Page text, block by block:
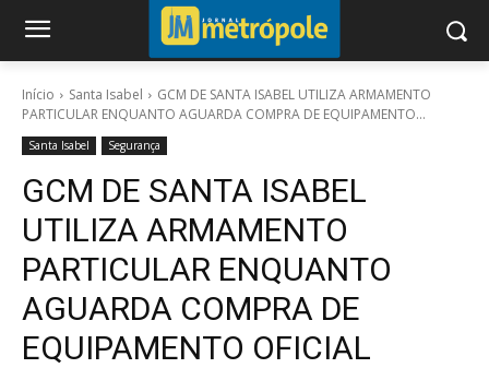
Início Santa Isabel
GCM DE SANTA ISABEL UTILIZA ARMAMENTO
PARTICULAR ENQUANTO AGUARDA COMPRA DE EQUIPAMENTO...
Santa Isabel Segurança
GCM DE SANTA ISABEL
UTILIZA ARMAMENTO
PARTICULAR ENQUANTO
AGUARDA COMPRA DE
EQUIPAMENTO OFICIAL